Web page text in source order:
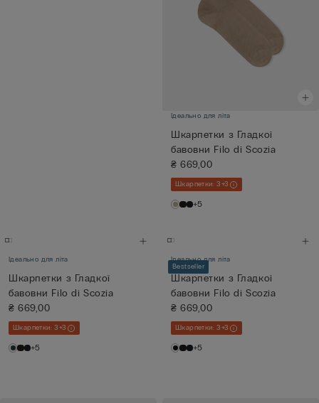
Ідеально для літа
Шкарпетки з Гладкої
бавовни Filo di Scozia
₴ 669,00
Шкарпетки: 3+3
+5
Ідеально для літа
Шкарпетки з Гладкої
бавовни Filo di Scozia
₴ 669,00
Шкарпетки: 3+3
+5
Bestseller
Ідеально для літа
Шкарпетки з Гладкої
бавовни Filo di Scozia
₴ 669,00
Шкарпетки: 3+3
+5